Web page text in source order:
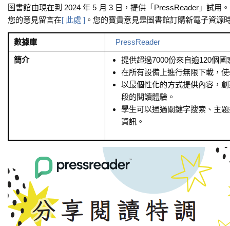
圖書館由現在到 2024 年 5 月 3 日，提供「PressReader」試用
您的意見留言在[ 此處 ] 。您的寶貴意見是圖書館訂購新電子資源
數據庫 PressReader
簡介
提供超過7000份來自逾120個
在所有設備上進行無限下載，
以最個性化的方式提供內容，
段的閱讀體驗。
學生可以通過關鍵字搜索、主
資訊。